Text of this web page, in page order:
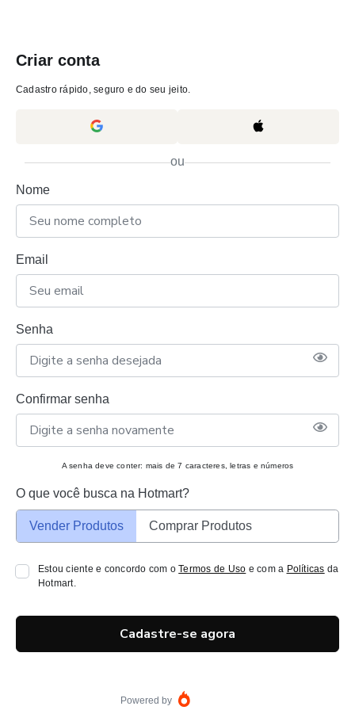
Criar conta
Cadastro rápido, seguro e do seu jeito.
ou
Nome
Email
Senha
Confirmar senha
A senha deve conter: mais de 7 caracteres, letras e números
O que você busca na Hotmart?
Vender Produtos Comprar Produtos
Estou ciente e concordo com oTermos de Uso e com a Políticas da
Hotmart.
Cadastre-se agora
Powered by